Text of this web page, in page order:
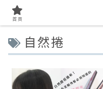
自然捲
首頁